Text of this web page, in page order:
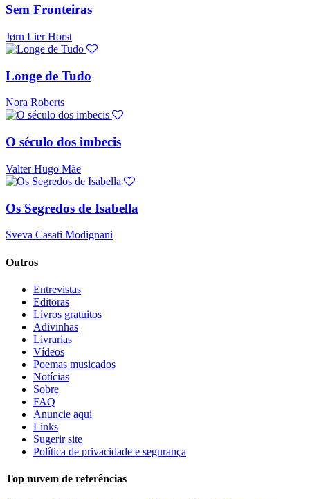
Sem Fronteiras
Jørn Lier Horst
Longe de Tudo
Nora Roberts
O século dos imbecis
Valter Hugo Mãe
Os Segredos de Isabella
Sveva Casati Modignani
Outros
Entrevistas
Editoras
Livros gratuitos
Adivinhas
Livrarias
Vídeos
Poemas musicados
Notícias
Sobre
FAQ
Anuncie aqui
Links
Sugerir site
Política de privacidade e segurança
Top nuvem de referências